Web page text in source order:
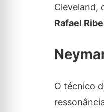
Cleveland,
Rafael
O técnico